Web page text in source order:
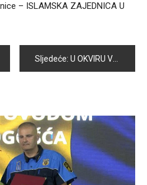
– ISLAMSKA ZAJEDNICA U
Sljedeće: U OKVIRU VOGOŠĆANSKIH DANA REALIZOVAN JE PROGRAM POD NAZIVOM “SLIKAMO NAŠE OTISKE SA TAMAROM”